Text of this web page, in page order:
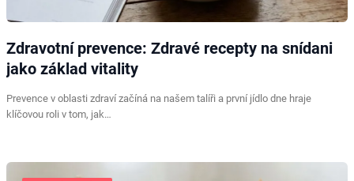
Zdravotní prevence: Zdravé recepty na snídani
jako základ vitality
Prevence v oblasti zdraví začíná na našem talíři a první jídlo dne hraje
klíčovou roli v tom, jak…